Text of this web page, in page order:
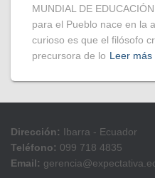
MUNDIAL DE
para el Pueblo nace en la
curioso es que el filósofo
precursora de lo Leer más
Dirección: Ibarra - Ecuador
Teléfono: 099 718 4835
Email: